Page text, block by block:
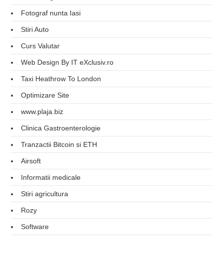
Fotograf nunta Iasi
Stiri Auto
Curs Valutar
Web Design By IT eXclusiv.ro
Taxi Heathrow To London
Optimizare Site
www.plaja.biz
Clinica Gastroenterologie
Tranzactii Bitcoin si ETH
Airsoft
Informatii medicale
Stiri agricultura
Rozy
Software